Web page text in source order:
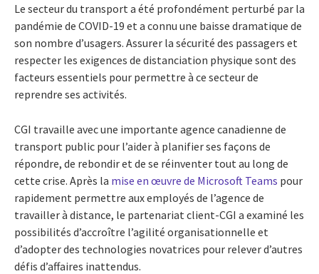
Le secteur du transport a été profondément perturbé par la
pandémie de COVID-19 et a connu une baisse dramatique de
son nombre d’usagers. Assurer la sécurité des passagers et
respecter les exigences de distanciation physique sont des
facteurs essentiels pour permettre à ce secteur de
reprendre ses activités.
CGI travaille avec une importante agence canadienne de
transport public pour l’aider à planifier ses façons de
répondre, de rebondir et de se réinventer tout au long de
cette crise. Après la mise en œuvre de Microsoft Teams pour
rapidement permettre aux employés de l’agence de
travailler à distance, le partenariat client-CGI a examiné les
possibilités d’accroître l’agilité organisationnelle et
d’adopter des technologies novatrices pour relever d’autres
défis d’affaires inattendus.